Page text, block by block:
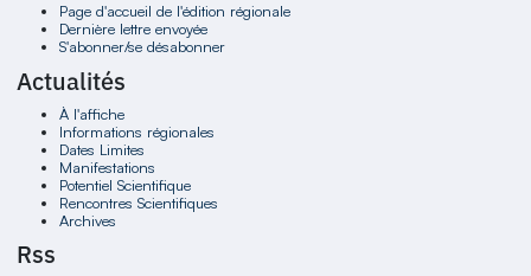
Page d'accueil de l'édition régionale
Dernière lettre envoyée
S'abonner/se désabonner
Actualités
À l'affiche
Informations régionales
Dates Limites
Manifestations
Potentiel Scientifique
Rencontres Scientifiques
Archives
Rss